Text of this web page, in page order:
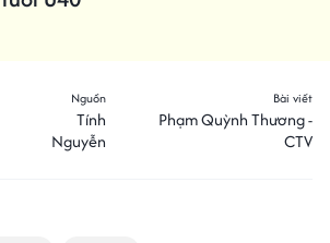
Nguồn
Tính
Nguyễn
Bài viết
Phạm Quỳnh Thương -
CTV